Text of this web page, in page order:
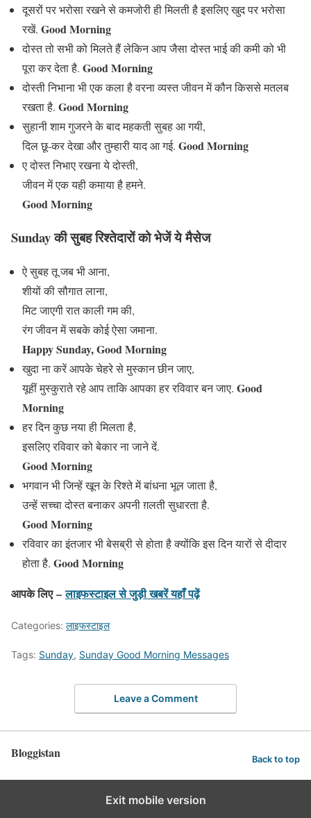
दूसरों पर भरोसा रखने से कमजोरी ही मिलती है इसलिए खुद पर भरोसा
रखें. Good Morning
दोस्त तो सभी को मिलते हैं लेकिन आप जैसा दोस्त भाई की कमी को भी
पूरा कर देता है. Good Morning
दोस्ती निभाना भी एक कला है वरना व्यस्त जीवन में कौन किससे मतलब
रखता है. Good Morning
सुहानी शाम गुजरने के बाद महकती सुबह आ गयी,
दिल छू-कर देखा और तुम्हारी याद आ गई. Good Morning
ए दोस्त निभाए रखना ये दोस्ती,
जीवन में एक यही कमाया है हमने.
Good Morning
Sunday की सुबह रिश्तेदारों को भेजें ये मैसेज
ऐ सुबह तू जब भी आना,
शीयों की सौगात लाना,
मिट जाएगी रात काली गम की,
रंग जीवन में सबके कोई ऐसा जमाना.
Happy Sunday, Good Morning
खुदा ना करें आपके चेहरे से मुस्कान छीन जाए,
यूहीं मुस्कुराते रहे आप ताकि आपका हर रविवार बन जाए. Good
Morning
हर दिन कुछ नया ही मिलता है,
इसलिए रविवार को बेकार ना जाने दें.
Good Morning
भगवान भी जिन्हें खून के रिश्ते में बांधना भूल जाता है,
उन्हें सच्चा दोस्त बनाकर अपनी ग़लती सुधारता है.
Good Morning
रविवार का इंतजार भी बेसब्री से होता है क्योंकि इस दिन यारों से दीदार
होता है. Good Morning
आपके लिए –लाइफस्टाइलसे जुड़ी खबरें यहाँ पढ़ें
Categories: लाइफस्टाइल
Tags: Sunday, Sunday Good Morning Messages
Leave a Comment
Bloggistan Back to top
Exit mobile version